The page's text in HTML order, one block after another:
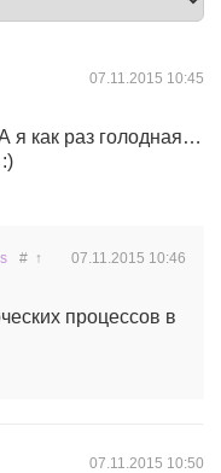
07.11.2015 10:45
я как раз голодная…
07.11.2015 10:46
# ↑
процессов в
07.11.2015 10:50